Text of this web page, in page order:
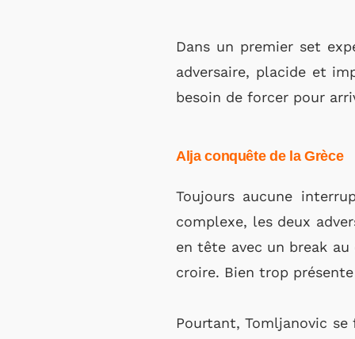
Dans un premier set
adversaire, placide et
besoin de forcer pour
Alja conquête de la Grèce
Toujours aucune
complexe, les deux
en tête avec un break
croire. Bien trop
Pourtant, Tomljanovic